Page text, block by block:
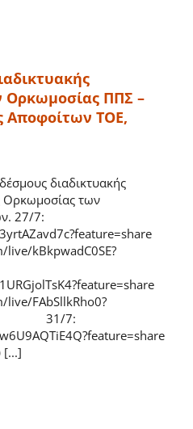
Ορκωμοσίας ΠΠΣ –
Αποφοίτων ΤΟΕ,
διαδικτυακής
Ορκωμοσίας των
27/7:
kBkpwadC0SE?
FAbSllkRho0?
31/7:
[...]